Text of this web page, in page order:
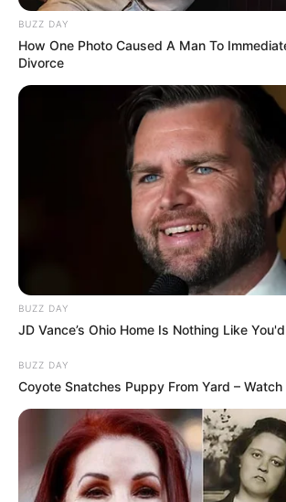
BUZZ DAY
How One Photo Caused A Man To
Divorce
BUZZ DAY
JD Vance’s Ohio Home Is Nothing Like
BUZZ DAY
Coyote Snatches Puppy From Yard –